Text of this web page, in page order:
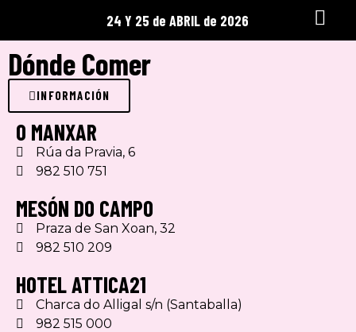
24 Y 25 de ABRIL de 2026
Dónde Comer
INFORMACIÓN
O MANXAR
Rúa da Pravia, 6
982 510 751
MESÓN DO CAMPO
Praza de San Xoan, 32
982 510 209
HOTEL ATTICA21
Charca do Alligal s/n (Santaballa)
982 515 000